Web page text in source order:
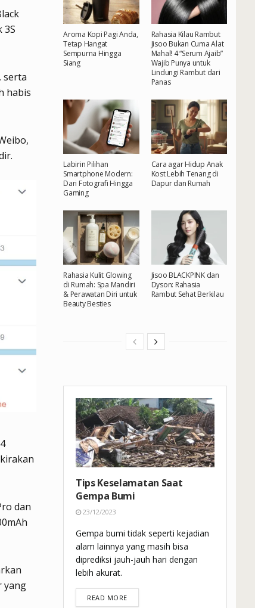
3S
serta
habis
dan
yang
Aroma Kopi Pagi Anda,
Tetap Hangat
Sempurna Hingga
Siang
Rahasia Kilau Rambut
Jisoo Bukan Cuma Alat
Mahal! 4 “Serum Ajaib”
Wajib Punya untuk
Lindungi Rambut dari
Panas
Labirin Pilihan
Smartphone Modern:
Dari Fotografi Hingga
Gaming
Cara agar Hidup Anak
Kost Lebih Tenang di
Dapur dan Rumah
Rahasia Kulit Glowing
di Rumah: Spa Mandiri
& Perawatan Diri untuk
Beauty Besties
Jisoo BLACKPINK dan
Dyson: Rahasia
Rambut Sehat Berkilau
Tips Keselamatan Saat
Gempa Bumi
23/12/2023
Gempa bumi tidak seperti kejadian
alam lainnya yang masih bisa
diprediksi jauh-jauh hari dengan
lebih akurat.
READ MOREDETAILS